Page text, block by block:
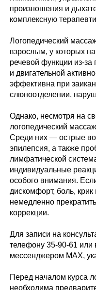
произношения и
комплексную
Логопедический
взрослым, у которых
речевой функции из-
и двигательной
эффективна при
слюноотделении,
Однако, несмотря на
логопедический
Среди них — острые
эпилепсия, а также
лимфатической
индивидуальные
особого внимания.
дискомфорт, боль,
немедленно
коррекции.
Для записи на
телефону 35-90-61 или
мессенджером МАХ,
Перед началом курса
необходима